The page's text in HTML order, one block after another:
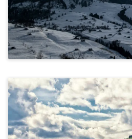
Stressbewältigung & Achtsamkeit,
Miteinander, Bewegung & Ernährung